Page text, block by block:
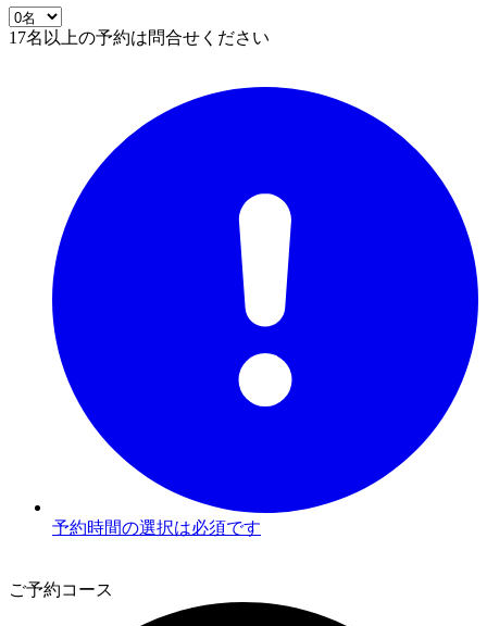
17名以上の予約は問合せください
予約時間の選択は必須です
ご予約コース